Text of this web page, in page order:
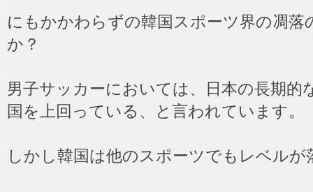
にもかかわらずの韓国スポーツ界の凋落
か？
男子サッカーにおいては、日本の長期的
国を上回っている、と言われています。
しかし韓国は他のスポーツでもレベルが